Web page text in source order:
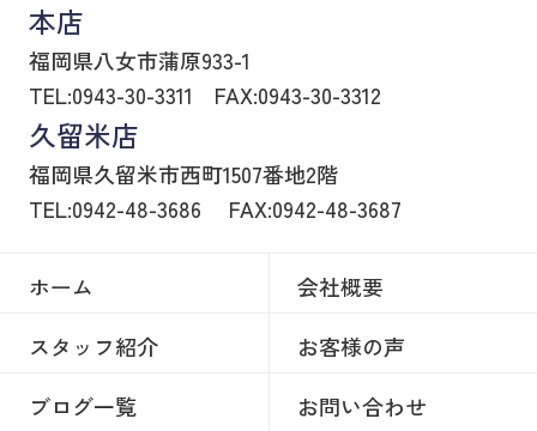
本店
福岡県八女市蒲原933-1
TEL:0943-30-3311
FAX:0943-30-3312
久留米店
福岡県久留米市西町1507番地2階
TEL:0942-48-3686
FAX:0942-48-3687
ホーム
会社概要
スタッフ紹介
お客様の声
ブログ一覧
お問い合わせ